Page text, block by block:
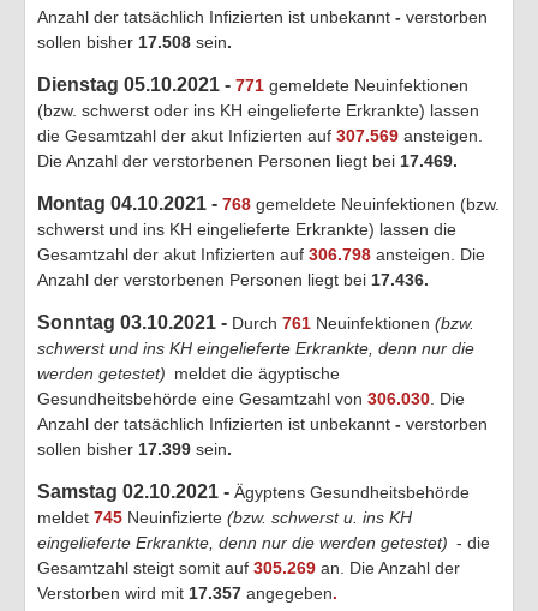
Anzahl der tatsächlich Infizierten ist unbekannt - verstorben
sollen bisher 17.508 sein.
Dienstag 05.10.2021 - 771 gemeldete Neuinfektionen
(bzw. schwerst oder ins KH eingelieferte Erkrankte) lassen
die Gesamtzahl der akut Infizierten auf 307.569 ansteigen.
Die Anzahl der verstorbenen Personen liegt bei 17.469.
Montag 04.10.2021 - 768 gemeldete Neuinfektionen (bzw.
schwerst und ins KH eingelieferte Erkrankte) lassen die
Gesamtzahl der akut Infizierten auf 306.798 ansteigen. Die
Anzahl der verstorbenen Personen liegt bei 17.436.
Sonntag 03.10.2021 - Durch 761 Neuinfektionen (bzw.
schwerst und ins KH eingelieferte Erkrankte, denn nur die
werden getestet) meldet die ägyptische
Gesundheitsbehörde eine Gesamtzahl von 306.030 . Die
Anzahl der tatsächlich Infizierten ist unbekannt - verstorben
sollen bisher 17.399 sein.
Samstag 02.10.2021 - Ägyptens Gesundheitsbehörde
meldet 745 Neuinfizierte (bzw. schwerst u. ins KH
eingelieferte Erkrankte, denn nur die werden getestet) - die
Gesamtzahl steigt somit auf 305.269 an. Die Anzahl der
Verstorben wird mit 17.357 angegeben.